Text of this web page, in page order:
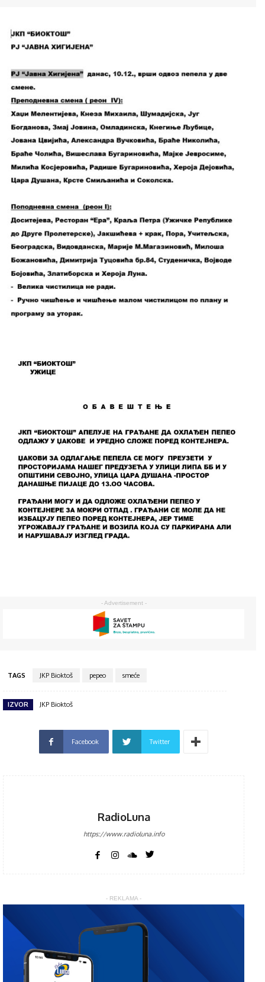
- Advertisement -
TAGS JKP Bioktoš pepeo smeće
IZVOR JKP Bioktoš
Facebook Twitter
RadioLuna
https://www.radioluna.info
- REKLAMA -